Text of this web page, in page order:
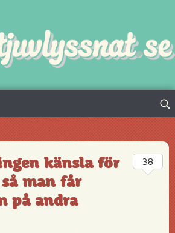
Sök
känsla för
man får
på andra
38